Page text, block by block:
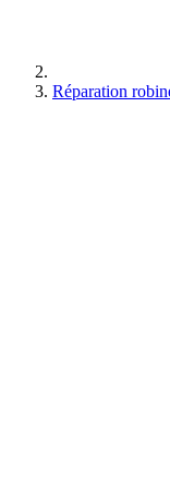
Réparation